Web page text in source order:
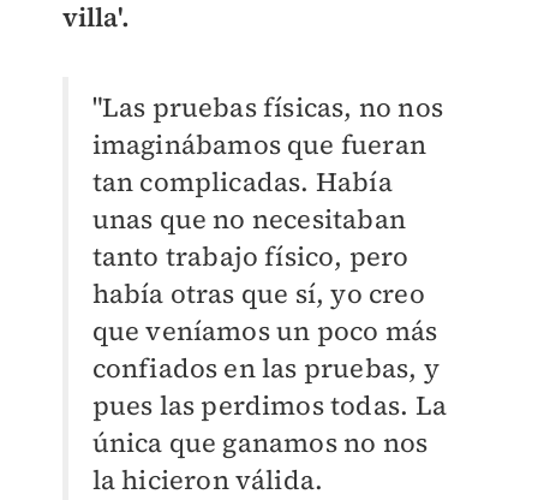
villa'.
"Las pruebas físicas, no nos
imaginábamos que fueran
tan complicadas. Había
unas que no necesitaban
tanto trabajo físico, pero
había otras que sí, yo creo
que veníamos un poco más
confiados en las pruebas, y
pues las perdimos todas. La
única que ganamos no nos
la hicieron válida.